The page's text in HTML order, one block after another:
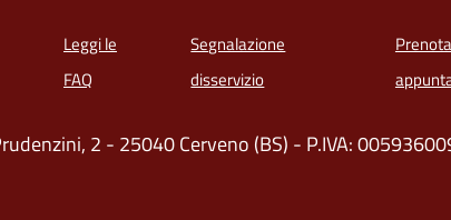
scheda).
Leggi le
FAQ
Segnalazione
disservizio
2 - 25040 Cerveno (BS) - P.IVA: